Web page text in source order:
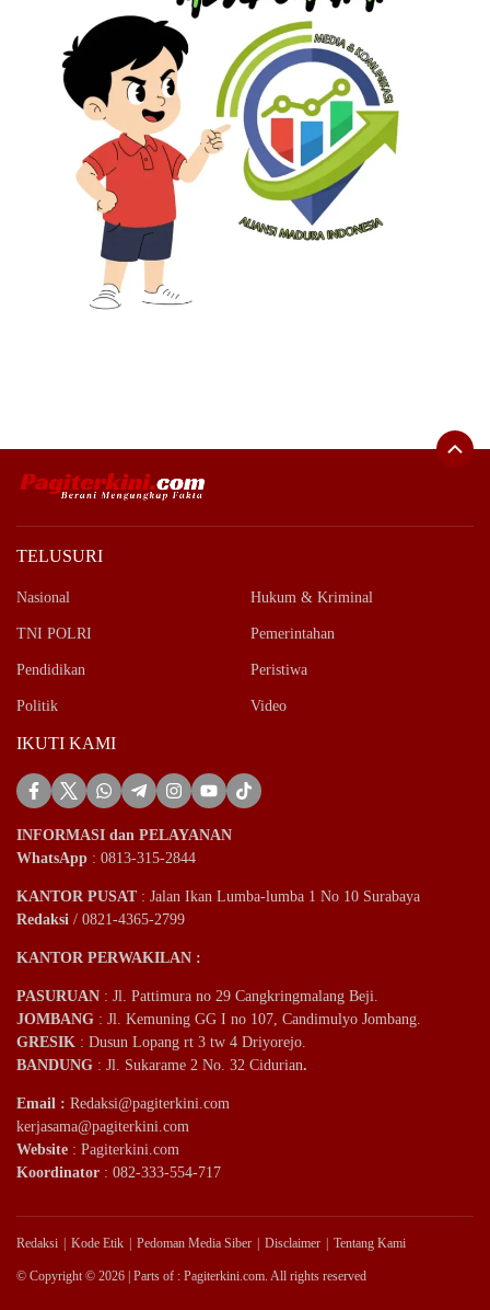
TELUSURI
Nasional Hukum & Kriminal
TNI POLRI Pemerintahan
Pendidikan Peristiwa
Politik Video
IKUTI KAMI
INFORMASI dan PELAYANAN
WhatsApp : 0813-315-2844
KANTOR PUSAT: Jalan Ikan Lumba-lumba 1 No 10 Surabaya
Redaksi / 0821-4365-2799
KANTOR PERWAKILAN :
PASURUAN : Jl. Pattimura no 29 Cangkringmalang Beji.
JOMBANG : Jl. Kemuning GG I no 107, Candimulyo Jombang.
GRESIK : Dusun Lopang rt 3 tw 4 Driyorejo.
BANDUNG : Jl. Sukarame 2 No. 32 Cidurian.
Email : Redaksi@pagiterkini.com
kerjasama@pagiterkini.com
Website : Pagiterkini.com
Koordinator : 082-333-554-717
Redaksi Kode Etik Pedoman Media Siber Disclaimer Tentang Kami
© Copyright © 2026 | Parts of : Pagiterkini.com. All rights reserved